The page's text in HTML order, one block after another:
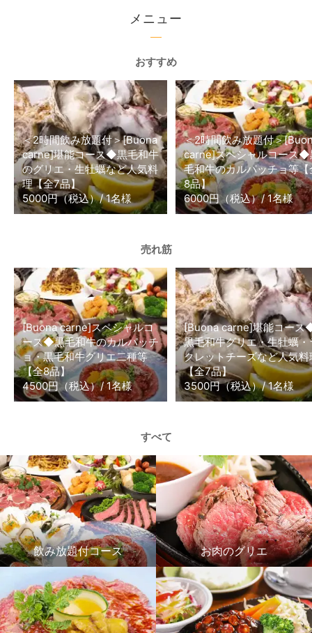
メニュー
おすすめ
＜2時間飲み放題付＞[Buona
carne]堪能コース◆黒毛和牛
のグリエ・生牡蠣など人気料
理【全7品】
5000円（税込）/ 1名様
＜2時間飲み放題付＞
carne]スペシャルコース◆
毛和牛のカルパッチョ等【
8品】
6000円（税込）/ 1名様
売れ筋
[Buona carne]スペシャルコ
ース◆黒毛和牛のカルパッチ
ョ・黒毛和牛グリエ二種等
【全8品】
4500円（税込）/ 1名様
[Buona carne]堪能コー
黒毛和牛グリエ・生牡蠣・
クレットチーズなど人気料
【全7品】
3500円（税込）/ 1名様
すべて
飲み放題付コース お肉のグリエ